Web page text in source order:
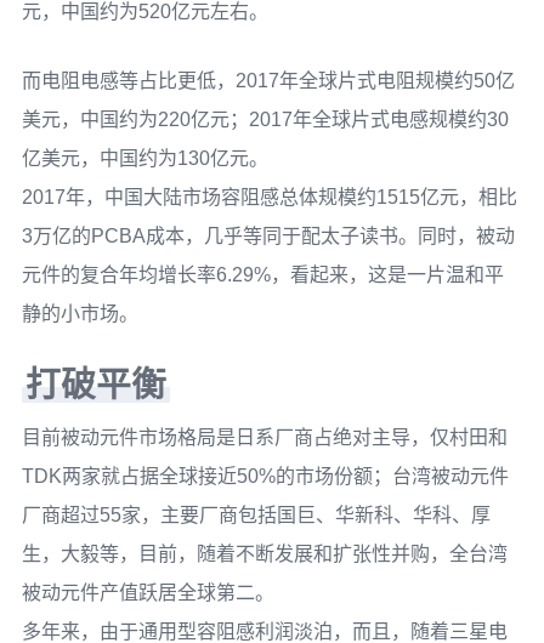
元，中国约为520亿元左右。
而电阻电感等占比更低，2017年全球片式电阻规模约50亿
美元，中国约为220亿元；2017年全球片式电感规模约30
亿美元，中国约为130亿元。
2017年，中国大陆市场容阻感总体规模约1515亿元，相比
3万亿的PCBA成本，几乎等同于配太子读书。同时，被动
元件的复合年均增长率6.29%，看起来，这是一片温和平
静的小市场。
打破平衡
目前被动元件市场格局是日系厂商占绝对主导，仅村田和
TDK两家就占据全球接近50%的市场份额；台湾被动元件
厂商超过55家，主要厂商包括国巨、华新科、华科、厚
生，大毅等，目前，随着不断发展和扩张性并购，全台湾
被动元件产值跃居全球第二。
多年来，由于通用型容阻感利润淡泊，而且，随着三星电